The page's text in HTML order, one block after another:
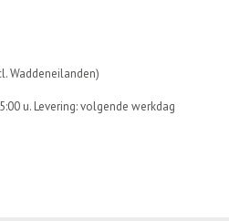
Waddeneilanden)
u. Levering: volgende werkdag